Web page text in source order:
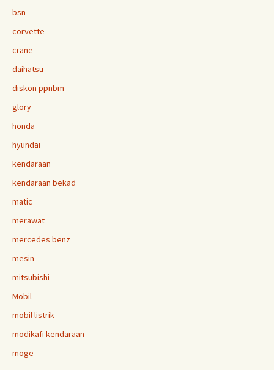
bsn
corvette
crane
daihatsu
diskon ppnbm
glory
honda
hyundai
kendaraan
kendaraan bekad
matic
merawat
mercedes benz
mesin
mitsubishi
Mobil
mobil listrik
modikafi kendaraan
moge